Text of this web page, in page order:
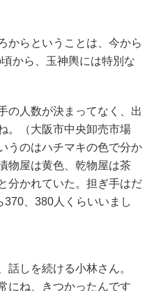
からということは、今から
から、玉神輿には特別な
の人数が決まってなく、出
。（大阪市中央卸売市場
うのはハチマキの色で分か
物屋は黄色、乾物屋は茶
分かれていた。担ぎ手はだ
、380人くらいいまし
話しを続ける小林さん。
にね、きつかったんです